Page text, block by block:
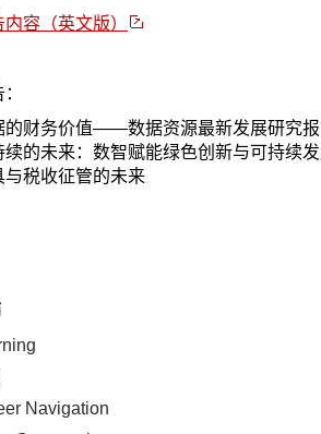
容（英文版）
的财务价值——数据资源最新发展研究
续的未来：数智赋能绿色创新与可持续
与税收征管的未来
Navigation